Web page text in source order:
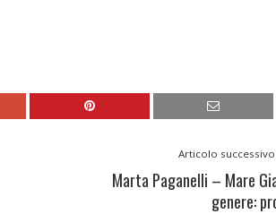
Articolo successivo
Marta Paganelli – Mare
genere: